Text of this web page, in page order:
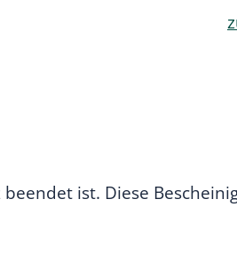
ist. Diese